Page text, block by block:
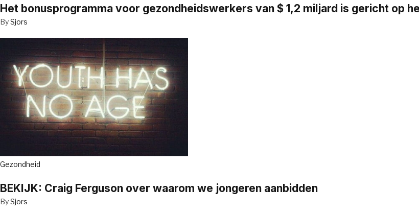
Het bonusprogramma voor gezondheidswerkers van $ 1,2 miljard is gericht op
BySjors
Gezondheid
BEKIJK: Craig Ferguson over waarom we jongeren aanbidden
BySjors